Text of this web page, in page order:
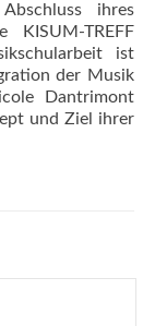
ihres
TREFF
ist
der Musik
Dantrimont
und Ziel ihrer